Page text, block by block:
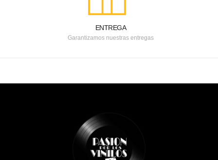
ENTREGA
Garantizamos nuestras entregas